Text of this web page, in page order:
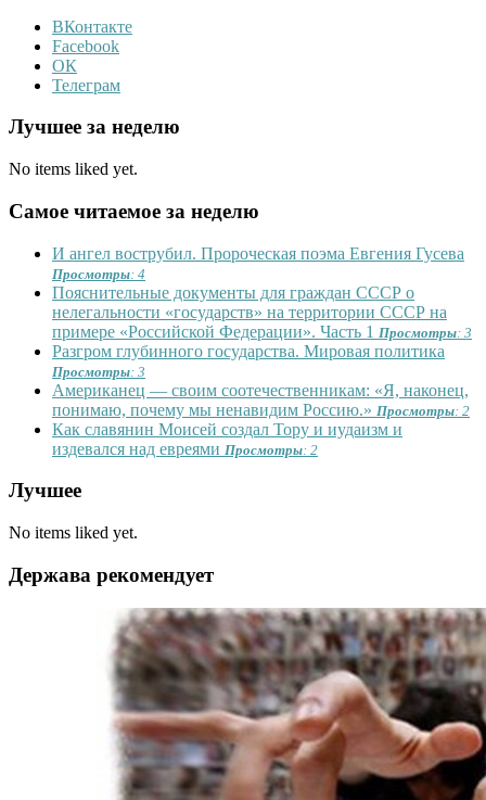
ВКонтакте
Facebook
ОК
Телеграм
Лучшее за неделю
No items liked yet.
Самое читаемое за неделю
И ангел вострубил. Пророческая поэма Евгения Гусева
Просмотры: 4
Пояснительные документы для граждан СССР о
нелегальности «государств» на территории СССР на
примере «Российской Федерации». Часть 1 Просмотры: 3
Разгром глубинного государства. Мировая политика
Просмотры: 3
Американец — своим соотечественникам: «Я, наконец,
понимаю, почему мы ненавидим Россию.» Просмотры: 2
Как славянин Моисей создал Тору и иудаизм и
издевался над евреями Просмотры: 2
Лучшее
No items liked yet.
Держава рекомендует